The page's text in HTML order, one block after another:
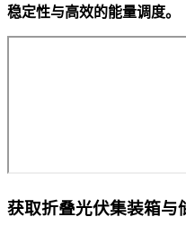
稳定性与高效的能量调度。
获取折叠光伏集装箱与